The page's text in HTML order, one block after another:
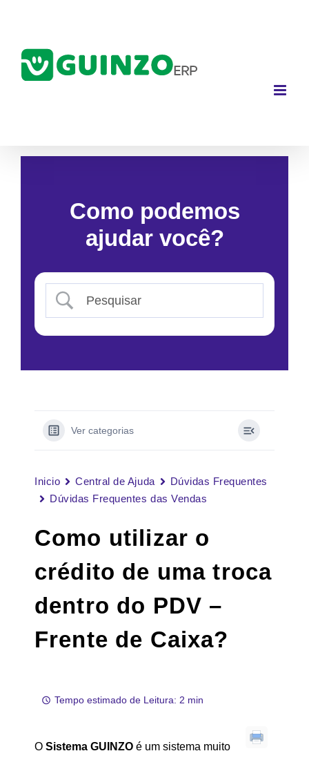
conteúdo
Como podemos
ajudar você?
Ver categorias
Inicio Central de Ajuda
Dúvidas Frequentes
Dúvidas Frequentes das Vendas
Como utilizar o
crédito de uma troca
dentro do PDV –
Frente de Caixa?
Tempo estimado de Leitura: 2 min
O Sistema GUINZO é um sistema muito